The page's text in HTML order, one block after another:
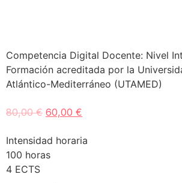
Competencia Digital Docente: Nivel
Formación acreditada por la
Atlántico-Mediterráneo (UTAMED)
80,00€ 60,00 €
Intensidad horaria
100 horas
4 ECTS